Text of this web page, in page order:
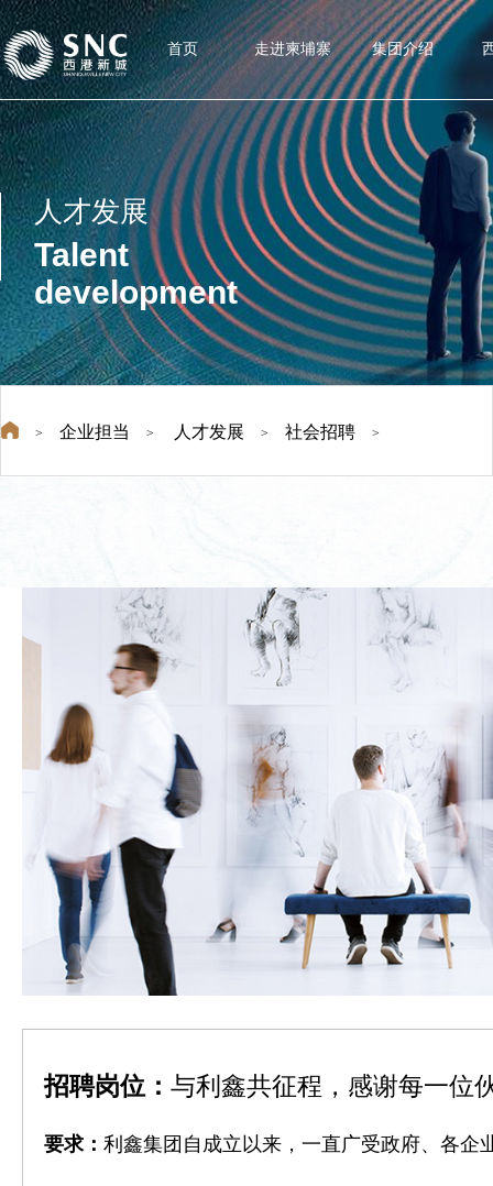
首页 走进柬埔寨 集团介绍
Talent
development
人才发展
> 企业担当 > 人才发展 > 社会招聘 >
招聘岗位： 与利鑫共征程，感谢每一位
要求： 利鑫集团自成立以来，一直广受政府、各企业伙伴，以